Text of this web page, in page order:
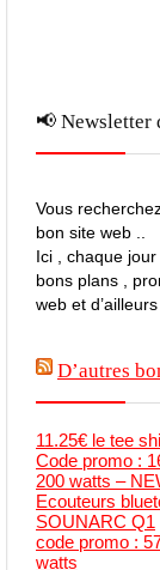
📢 Newsletter
Vous
bon site web ..
Ici , chaque
bons plans ,
web et d’ailleurs
D’autres
11.25€ le tee
Code promo :
200 watts –
Ecouteurs
SOUNARC Q1
code promo :
watts